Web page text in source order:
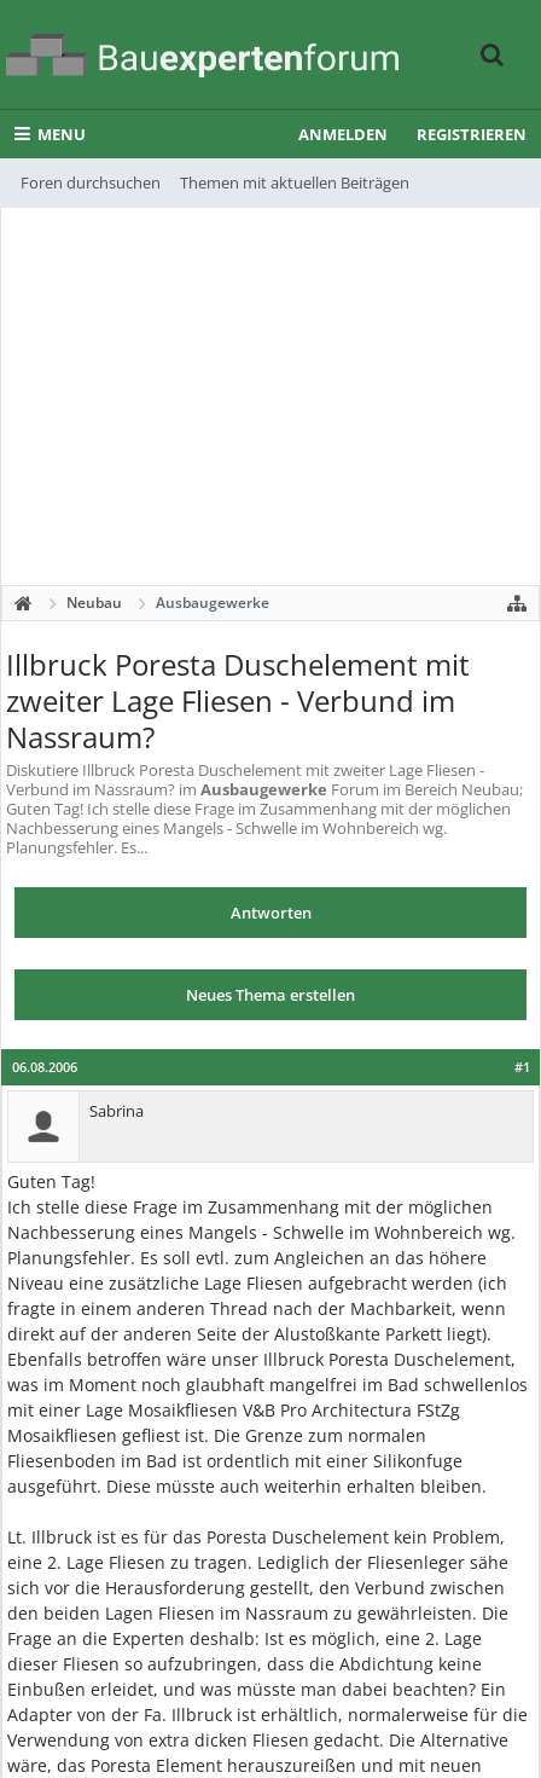
MENU
Foren durchsuchen Themen mit aktuellen Beiträgen
ANMELDEN REGISTRIEREN
Neubau Ausbaugewerke
Illbruck Poresta Duschelement mit
zweiter Lage Fliesen - Verbund im
Nassraum?
Diskutiere Illbruck Poresta Duschelement mit zweiter Lage Fliesen -
Verbund im Nassraum? im Ausbaugewerke Forum im Bereich Neubau;
Guten Tag! Ich stelle diese Frage im Zusammenhang mit der möglichen
Nachbesserung eines Mangels - Schwelle im Wohnbereich wg.
Planungsfehler. Es...
Antworten
Neues Thema erstellen
#1
06.08.2006
Sabrina
Guten Tag!
Ich stelle diese Frage im Zusammenhang mit der möglichen
Nachbesserung eines Mangels - Schwelle im Wohnbereich wg.
Planungsfehler. Es soll evtl. zum Angleichen an das höhere
Niveau eine zusätzliche Lage Fliesen aufgebracht werden (ich
fragte in einem anderen Thread nach der Machbarkeit, wenn
direkt auf der anderen Seite der Alustoßkante Parkett liegt).
Ebenfalls betroffen wäre unser Illbruck Poresta Duschelement,
was im Moment noch glaubhaft mangelfrei im Bad schwellenlos
mit einer Lage Mosaikfliesen V&B Pro Architectura FStZg
Mosaikfliesen gefliest ist. Die Grenze zum normalen
Fliesenboden im Bad ist ordentlich mit einer Silikonfuge
ausgeführt. Diese müsste auch weiterhin erhalten bleiben.
Lt. Illbruck ist es für das Poresta Duschelement kein Problem,
eine 2. Lage Fliesen zu tragen. Lediglich der Fliesenleger sähe
sich vor die Herausforderung gestellt, den Verbund zwischen
den beiden Lagen Fliesen im Nassraum zu gewährleisten. Die
Frage an die Experten deshalb: Ist es möglich, eine 2. Lage
dieser Fliesen so aufzubringen, dass die Abdichtung keine
Einbußen erleidet, und was müsste man dabei beachten? Ein
Adapter von der Fa. Illbruck ist erhältlich, normalerweise für die
Verwendung von extra dicken Fliesen gedacht. Die Alternative
wäre, das Poresta Element herauszureißen und mit neuen